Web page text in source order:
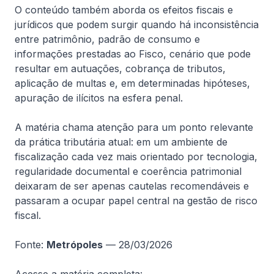
Anterior 1 Próximo
Com 25 anos de experiência, unimos profundidade técnica e
visão estratégica para estruturar soluções jurídicas seguras,
consistentes e alinhadas à gestão empresarial.
O conteúdo também aborda os efeitos fiscais e
jurídicos que podem surgir quando há inconsistência
entre patrimônio, padrão de consumo e
informações prestadas ao Fisco, cenário que pode
resultar em autuações, cobrança de tributos,
aplicação de multas e, em determinadas hipóteses,
apuração de ilícitos na esfera penal.
A matéria chama atenção para um ponto relevante
da prática tributária atual: em um ambiente de
fiscalização cada vez mais orientado por tecnologia,
regularidade documental e coerência patrimonial
deixaram de ser apenas cautelas recomendáveis e
passaram a ocupar papel central na gestão de risco
fiscal.
Fonte: Metrópoles — 28/03/2026